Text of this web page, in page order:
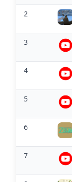
2
3
4
5
6
7